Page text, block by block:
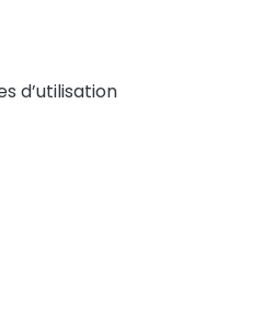
d’utilisation